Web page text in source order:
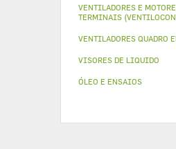
VENTILADORES E
TERMINAIS
VENTILADORES QUADRO
VISORES DE LIQUIDO
ÓLEO E ENSAIOS